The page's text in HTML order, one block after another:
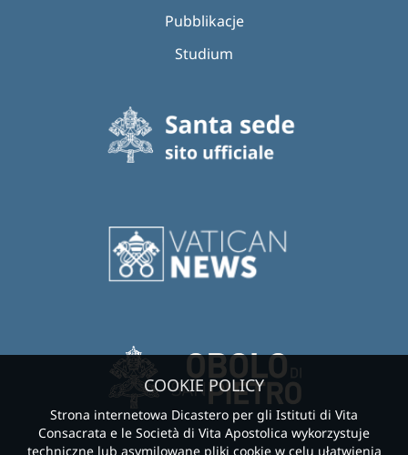
Pubblikacje
Studium
COOKIE POLICY
Strona internetowa Dicastero per gli Istituti di Vita
Consacrata e le Società di Vita Apostolica wykorzystuje
techniczne lub asymilowane pliki cookie w celu ułatwienia